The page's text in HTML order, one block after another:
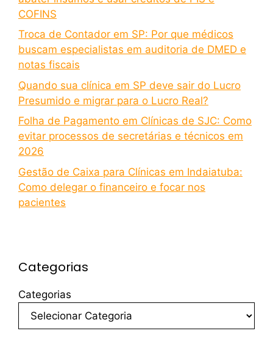
COFINS
Troca de Contador em SP: Por que médicos
buscam especialistas em auditoria de DMED e
notas fiscais
Quando sua clínica em SP deve sair do Lucro
Presumido e migrar para o Lucro Real?
Folha de Pagamento em Clínicas de SJC: Como
evitar processos de secretárias e técnicos em
2026
Gestão de Caixa para Clínicas em Indaiatuba:
Como delegar o financeiro e focar nos
pacientes
Categorias
Categorias